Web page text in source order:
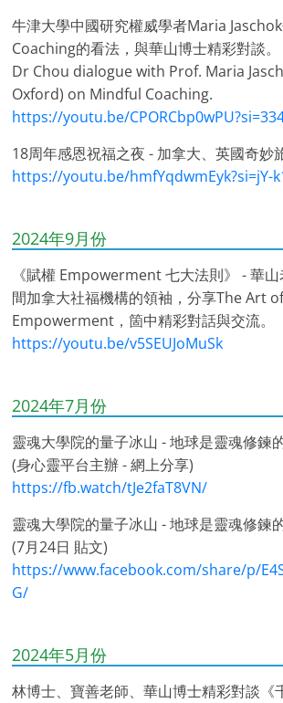
牛津大學中國研究權威學者Maria
Coaching的看法，與華山博士精彩對談。
Dr Chou dialogue with Prof. Maria
Oxford) on Mindful Coaching.
https://youtu.be/
18周年感恩祝福之夜 - 加拿大、英國奇妙
https://youtu.be/hmfYqdwmEyk?si=jY-
2024年9月份
《賦權 Empowerment 七大法則》 - 華
間加拿大社福機構的領袖，分享The Art
Empowerment，箇中精彩對話與交流。
https://youtu.be/v5SEUJoMuSk
2024年7月份
靈魂大學院的量子冰山 - 地球是靈魂修鍊
(身心靈平台主辦 - 網上分享)
https://fb.watch/tJe2faT8VN/
靈魂大學院的量子冰山 - 地球是靈魂修鍊
(7月24日 貼文)
https://www.facebook.com/share/p/
G/
2024年5月份
林博士、寶善老師、華山博士精彩對談《